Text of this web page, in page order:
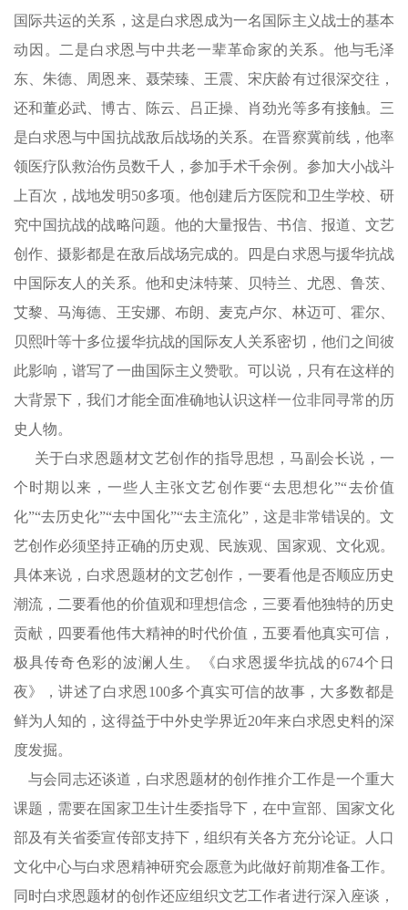
国际共运的关系，这是白求恩成为一名国际主义战士的基本
动因。二是白求恩与中共老一辈革命家的关系。他与毛泽
东、朱德、周恩来、聂荣臻、王震、宋庆龄有过很深交往，
还和董必武、博古、陈云、吕正操、肖劲光等多有接触。三
是白求恩与中国抗战敌后战场的关系。在晋察冀前线，他率
领医疗队救治伤员数千人，参加手术千余例。参加大小战斗
上百次，战地发明50多项。他创建后方医院和卫生学校、研
究中国抗战的战略问题。他的大量报告、书信、报道、文艺
创作、摄影都是在敌后战场完成的。四是白求恩与援华抗战
中国际友人的关系。他和史沫特莱、贝特兰、尤恩、鲁茨、
艾黎、马海德、王安娜、布朗、麦克卢尔、林迈可、霍尔、
贝熙叶等十多位援华抗战的国际友人关系密切，他们之间彼
此影响，谱写了一曲国际主义赞歌。可以说，只有在这样的
大背景下，我们才能全面准确地认识这样一位非同寻常的历
史人物。
关于白求恩题材文艺创作的指导思想，马副会长说，一
个时期以来，一些人主张文艺创作要“去思想化”“去价值
化”“去历史化”“去中国化”“去主流化”，这是非常错误的。文
艺创作必须坚持正确的历史观、民族观、国家观、文化观。
具体来说，白求恩题材的文艺创作，一要看他是否顺应历史
潮流，二要看他的价值观和理想信念，三要看他独特的历史
贡献，四要看他伟大精神的时代价值，五要看他真实可信，
极具传奇色彩的波澜人生。《白求恩援华抗战的674个日
夜》，讲述了白求恩100多个真实可信的故事，大多数都是
鲜为人知的，这得益于中外史学界近20年来白求恩史料的深
度发掘。
与会同志还谈道，白求恩题材的创作推介工作是一个重大
课题，需要在国家卫生计生委指导下，在中宣部、国家文化
部及有关省委宣传部支持下，组织有关各方充分论证。人口
文化中心与白求恩精神研究会愿意为此做好前期准备工作。
同时白求恩题材的创作还应组织文艺工作者进行深入座谈，